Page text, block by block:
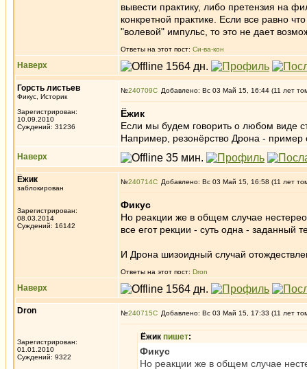
вывести практику, либо претензия на
конкретной практике. Если все равно
"волевой" импульс, то это не дает
Ответы на этот пост: Си-ва-кон
Наверх
Горсть листьев
Фикус, Историк
Зарегистрирован:
10.09.2010
Суждений: 31236
№240709 Добавлено: Вс 03 Май 15, 16:44 (11 лет
Ёжик
Если мы будем говорить о любом виде
Например, резонёрство Дрона - пример
Наверх
Ёжик
заблокирован
Зарегистрирован:
08.03.2014
Суждений: 16142
№240714 Добавлено: Вс 03 Май 15, 16:58 (11 лет
Фикус
Но реакции же в общем случае
все егот рекции - суть одна - заданный
И Дрона шизоидный случай
Ответы на этот пост: Dron
Наверх
Dron
Зарегистрирован:
01.01.2010
Суждений: 9322
№240715 Добавлено: Вс 03 Май 15, 17:33 (11 лет
Ёжик пишет:
Фикус
Но реакции же в общем случае